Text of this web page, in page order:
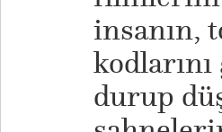
insanın,
durup